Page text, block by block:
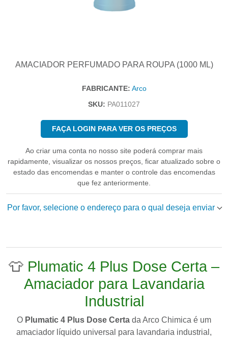
AMACIADOR PERFUMADO PARA ROUPA (1000 ML)
FABRICANTE: Arco
SKU: PA011027
FAÇA LOGIN PARA VER OS PREÇOS
Ao criar uma conta no nosso site poderá comprar mais
rapidamente, visualizar os nossos preços, ficar atualizado sobre o
estado das encomendas e manter o controle das encomendas
que fez anteriormente.
Por favor, selecione o endereço para o qual deseja enviar
👕 Plumatic 4 Plus Dose Certa –
Amaciador para Lavandaria
Industrial
O Plumatic 4 Plus Dose Certa da Arco Chimica é um
amaciador líquido universal para lavandaria industrial,